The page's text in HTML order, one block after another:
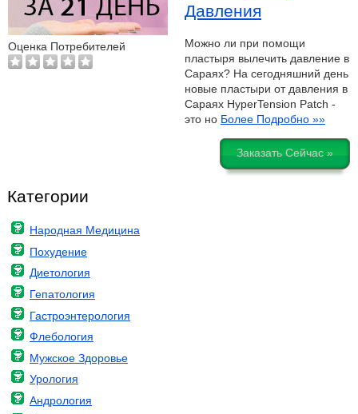
Оценка Потребителей
Давления
Можно ли при помощи
пластыря вылечить давление в
Сараях? На сегодняшний день
новые пластыри от давления в
Сараях HyperTension Patch -
это но Более Подробно »»
Заказать Сейчас »
Категории
Народная Медицина
Похудение
Диетология
Гепатология
Гастроэнтерология
Флебология
Мужское Здоровье
Урология
Андрология